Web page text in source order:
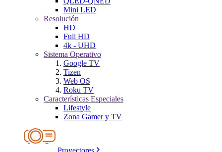
Mini LED
Resolución
HD
Full HD
4k - UHD
Sistema Operativo
Google TV
Tizen
Web OS
Roku TV
Características Especiales
Lifestyle
Zona Gamer y TV
Proyectores